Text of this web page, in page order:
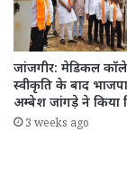
जांजगीर: मेडिकल
स्वीकृति के बाद
अम्बेश जांगड़े ने किया
3 weeks ago